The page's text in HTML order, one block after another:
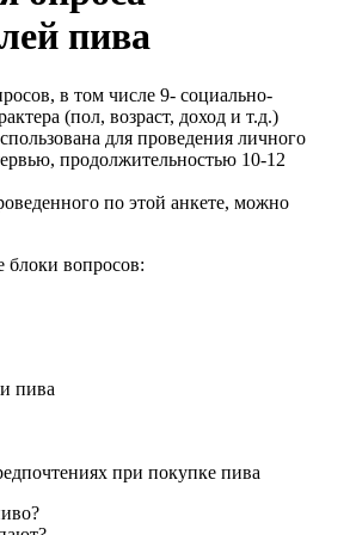
пива
в том числе 9- социально-
(пол, возраст, доход и т.д.)
для проведения личного
продолжительностью 10-12
по этой анкете, можно
вопросов:
пива
при покупке пива